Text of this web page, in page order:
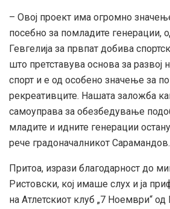
– Овој проект има огромно
посебно за помладите генерации,
Гевгелија за првпат добива
што претставува основа за развој
спорт и е од особено значење за
рекреативците. Нашата заложба
самоуправа за обезбедување
младите и идните генерации
рече градоначалникот Сарамандов.
Притоа, изрази благодарност до
Ристовски, кој имаше слух и ја
на Атлетскиот клуб „7 Ноември“ од